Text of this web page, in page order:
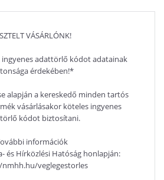
VÁSÁRLÓNK!
ingyenes adattörlő kódot adatainak
érdekében!*
alapján a kereskedő minden tartós
vásárlásakor köteles ingyenes
kódot biztosítani.
információk
és Hírközlési Hatóság honlapján:
veglegestorles